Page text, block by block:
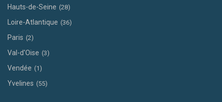
Hauts-de-Seine (28)
Loire-Atlantique (36)
Paris (2)
Val-d'Oise (3)
Vendée (1)
Yvelines (55)